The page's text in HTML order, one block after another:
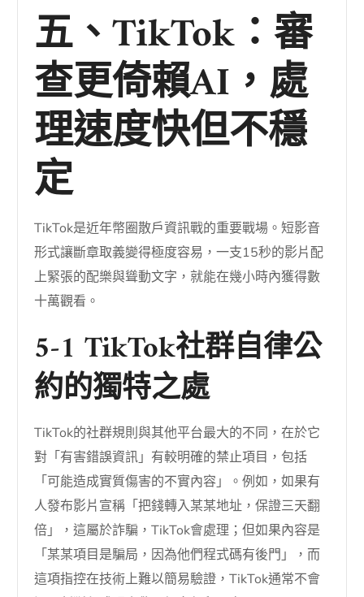
五、TikTok：審
查更倚賴AI，處
理速度快但不穩
定
TikTok是近年幣圈散戶資訊戰的重要戰場。短影音
形式讓斷章取義變得極度容易，一支15秒的影片配
上緊張的配樂與聳動文字，就能在幾小時內獲得數
十萬觀看。
5-1 TikTok社群自律公
約的獨特之處
TikTok的社群規則與其他平台最大的不同，在於它
對「有害錯誤資訊」有較明確的禁止項目，包括
「可能造成實質傷害的不實內容」。例如，如果有
人發布影片宣稱「把錢轉入某某地址，保證三天翻
倍」，這屬於詐騙，TikTok會處理；但如果內容是
「某某項目是騙局，因為他們程式碼有後門」，而
這項指控在技術上難以簡易驗證，TikTok通常不會